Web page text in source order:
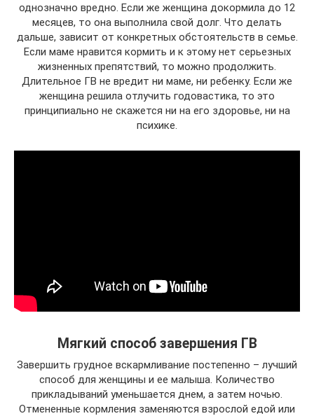
однозначно вредно. Если же женщина докормила до 12
месяцев, то она выполнила свой долг. Что делать
дальше, зависит от конкретных обстоятельств в семье.
Если маме нравится кормить и к этому нет серьезных
жизненных препятствий, то можно продолжить.
Длительное ГВ не вредит ни маме, ни ребенку. Если же
женщина решила отлучить годовастика, то это
принципиально не скажется ни на его здоровье, ни на
психике.
Мягкий способ завершения ГВ
Завершить грудное вскармливание постепенно – лучший
способ для женщины и ее малыша. Количество
прикладываний уменьшается днем, а затем ночью.
Отмененные кормления заменяются взрослой едой или